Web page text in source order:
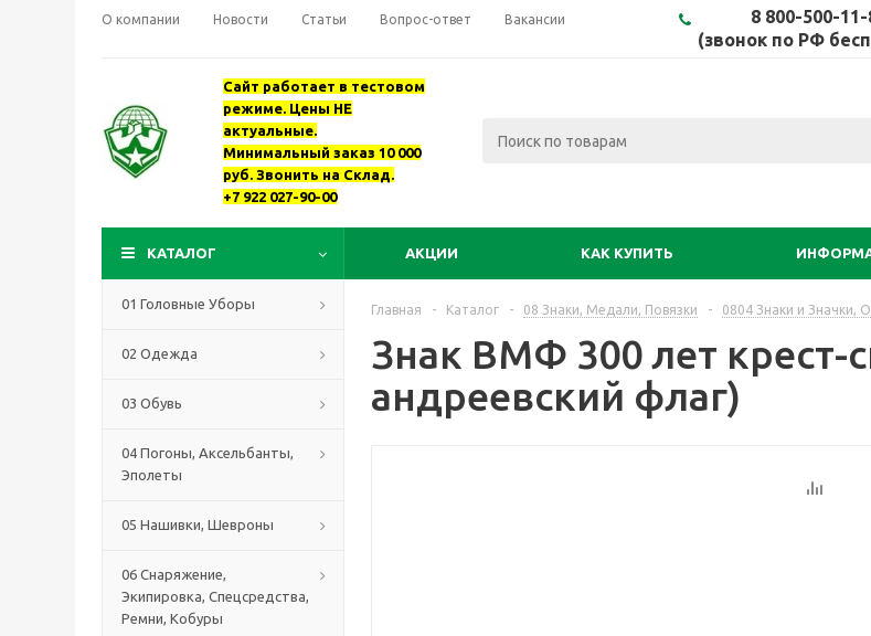
О компании Новости Статьи Вопрос-ответ Вакансии
8 800-500-11-
(звонок по РФ
Сайт работает в тестовом
режиме. Цены НЕ
актуальные.
Минимальный заказ 10 000
руб. Звонить на Склад.
+7 922 027-90-00
КАТАЛОГ АКЦИИ КАК КУПИТЬ
01 Головные Уборы
02 Одежда
03 Обувь
04 Погоны, Аксельбанты,
Эполеты
05 Нашивки, Шевроны
06 Снаряжение,
Экипировка, Спецсредства,
Ремни, Кобуры
Главная - Каталог - 08 Знаки, Медали, Повязки - 0804 Знаки и Значки,
Знак ВМФ 300 лет крест-
андреевский флаг)